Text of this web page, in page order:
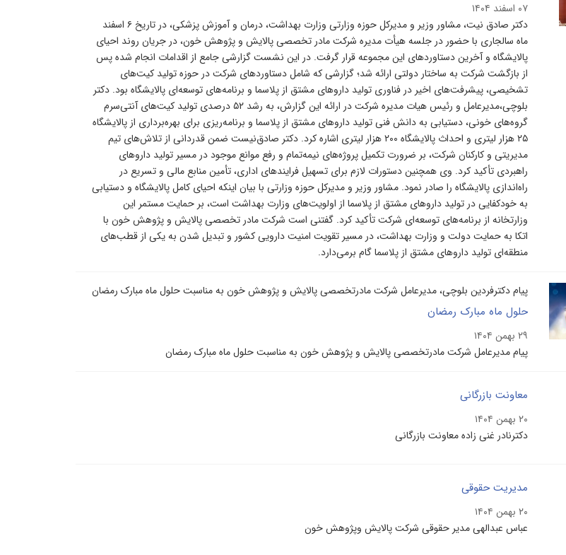
۰۷ اسفند ۱۴۰۴
دکتر صادق ‌نیت، مشاور وزیر و مدیرکل حوزه وزارتی وزارت بهداشت، درمان و آموزش پزشکی، در تاریخ ۶ اسفند
ماه سالجاری با حضور در جلسه هیأت‌ مدیره شرکت مادر تخصصی پالایش و پژوهش خون، در جریان روند احیای
پالایشگاه و آخرین دستاوردهای این مجموعه قرار گرفت. در این نشست گزارشی جامع از اقدامات انجام ‌شده پس
از بازگشت شرکت به ساختار دولتی ارائه شد؛ گزارشی که شامل دستاوردهای شرکت در حوزه تولید کیت‌های
تشخیصی، پیشرفت‌های اخیر در فناوری تولید داروهای مشتق از پلاسما و برنامه‌های توسعه‌ای پالایشگاه بود. دکتر
بلوچی،مدیرعامل و رئیس هیات مدیره شرکت در ارائه این گزارش، به رشد ۵۲ درصدی تولید کیت‌های آنتی‌سرم
گروه‌های خونی، دستیابی به دانش فنی تولید داروهای مشتق از پلاسما و برنامه‌ریزی برای بهره‌برداری از پالایشگاه
۲۵ هزار لیتری و احداث پالایشگاه ۲۰۰ هزار لیتری اشاره کرد. دکتر صادق‌نیست ضمن قدردانی از تلاش‌های تیم
مدیریتی و کارکنان شرکت، بر ضرورت تکمیل پروژه‌های نیمه‌تمام و رفع موانع موجود در مسیر تولید داروهای
راهبردی تأکید کرد. وی همچنین دستورات لازم برای تسهیل فرایندهای اداری، تأمین منابع مالی و تسریع در
راه‌اندازی پالایشگاه را صادر نمود. مشاور وزیر و مدیرکل حوزه وزارتی با بیان اینکه احیای کامل پالایشگاه و دستیابی
به خودکفایی در تولید داروهای مشتق از پلاسما از اولویت‌های وزارت بهداشت است، بر حمایت مستمر این
وزارتخانه از برنامه‌های توسعه‌ای شرکت تأکید کرد. گفتنی است شرکت مادر تخصصی پالایش و پژوهش خون با
اتکا به حمایت دولت و وزارت بهداشت، در مسیر تقویت امنیت دارویی کشور و تبدیل شدن به یکی از قطب‌های
منطقه‌ای تولید داروهای مشتق از پلاسما گام برمی‌دارد.
پیام دکترفردین بلوچی، مدیرعامل شرکت مادرتخصصی پالایش و پژوهش خون به مناسبت حلول ماه مبارک رمضان
حلول ماه مبارک رمضان
۲۹ بهمن ۱۴۰۴
پیام مدیرعامل شرکت مادرتخصصی پالایش و پژوهش خون به مناسبت حلول ماه مبارک رمضان
معاونت بازرگانی
۲۰ بهمن ۱۴۰۴
دکترنادر غنی زاده معاونت بازرگانی
مدیریت حقوقی
۲۰ بهمن ۱۴۰۴
عباس عبدالهی مدیر حقوقی شرکت پالایش وپژوهش خون